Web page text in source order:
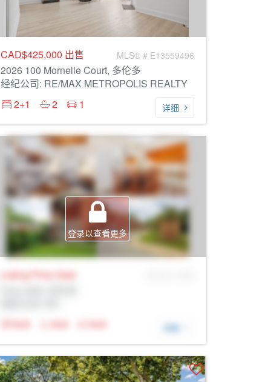
CAD$425,000 出售 MLS® # E13559496
2026 100 Mornelle Court, 多伦多
经纪公司: RE/MAX METROPOLIS REALTY
2+1
2 1 详细
登录以查看更多
Listing Price Sale
N/A
N/A N/A 详细